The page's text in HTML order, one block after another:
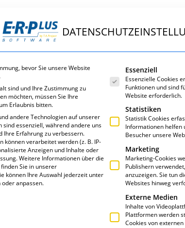
bevor Sie unsere Website
sind und Ihre Zustimmung zu
möchten, müssen Sie Ihre
Erlaubnis bitten.
andere Technologien auf unserer
sind essenziell, während andere uns
Ihre Erfahrung zu verbessern.
können verarbeitet werden (z. B. IP-
Anzeigen und Inhalte oder
Weitere Informationen über die
Sie in unserer
können Ihre Auswahl jederzeit unter
anpassen.
Es folgt eine Liste
Essenziell
Essenzielle Cookies
Funktionen und sind
Website erforderlich.
Statistiken
Statistik Cookies
Informationen helfen
Besucher unsere
Marketing
Marketing-Cookies
Publishern
anzuzeigen. Sie tun
Websites hinweg
Externe Medien
Inhalte von
Plattformen werden
Cookies von